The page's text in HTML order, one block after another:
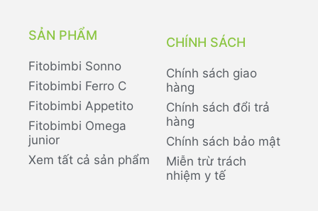
SẢN PHẨM
Fitobimbi Sonno
Fitobimbi Ferro C
Fitobimbi Appetito
Fitobimbi Omega
junior
Xem tất cả sản phẩm
CHÍNH SÁCH
Chính sách giao
hàng
Chính sách đổi trả
hàng
Chính sách bảo mật
Miễn trừ trách
nhiệm y tế